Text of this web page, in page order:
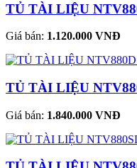
TỦ TÀI LIỆU
Giá bán: 1.120.000 VNĐ
TỦ TÀI LIỆU
Giá bán: 1.840.000 VNĐ